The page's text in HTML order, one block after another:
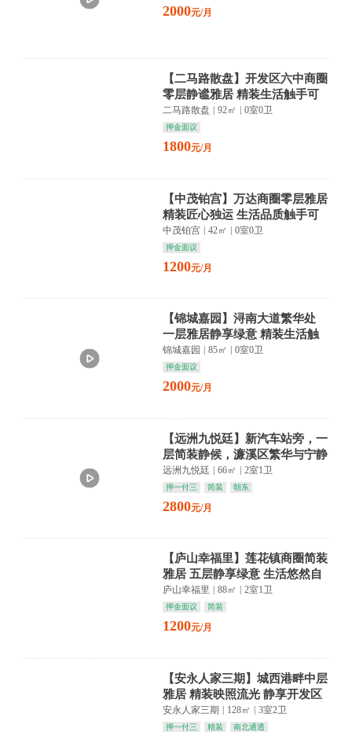
2000元/月
【二马路散盘】开发区六中商圈
零层静谧雅居 精装生活触手可
及
二马路散盘 92㎡ 0室0卫
押金面议
1800元/月
【中茂铂宫】万达商圈零层雅居
精装匠心独运 生活品质触手可
及
中茂铂宫 | 42㎡ | 0室0卫
押金面议
1200元/月
【锦城嘉园】浔南大道繁华处
一层雅居静享绿意 精装生活触
手可及
锦城嘉园 85㎡ 0室0卫
押金面议
2000元/月
【远洲九悦廷】新汽车站旁，一
层简装静候，濂溪区繁华与宁静
交织，生活从此从容。
远洲九悦廷 | 66㎡ | 2室1卫
押一付三 简装 朝东
2800元/月
【庐山幸福里】莲花镇商圈简装
雅居 五层静享绿意 生活悠然自
得
庐山幸福里 88㎡ 2室1卫
押金面议 简装
1200元/月
【安永人家三期】城西港畔中层
雅居 精装映照流光 静享开发区
繁华诗意
安永人家三期 | 128㎡ | 3室2卫
押一付三 精装 南北通透